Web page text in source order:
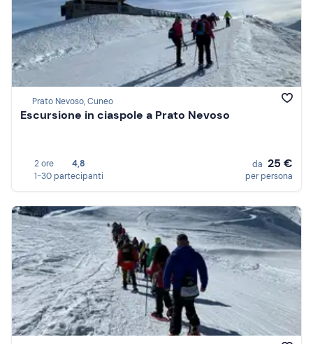
Prato Nevoso, Cuneo
Escursione in ciaspole a Prato Nevoso
2 ore
4,8
1-30 partecipanti
da 25 €
per persona